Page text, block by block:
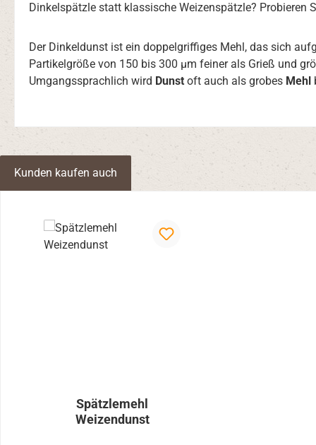
Dinkelspätzle statt klassische Weizenspätzle? Probieren
Der Dinkeldunst ist ein doppelgriffiges Mehl, das sich
Partikelgröße von 150 bis 300 µm feiner als Grieß und
Umgangssprachlich wird Dunst oft auch als grobes Mehl
Kunden kaufen auch
Spätzlemehl
Weizendunst